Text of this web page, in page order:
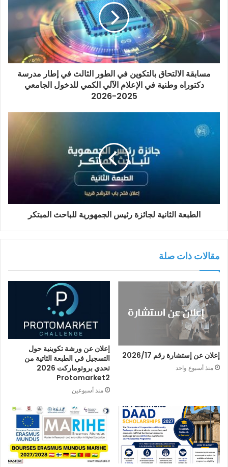
مسابقة الالتحاق بالتكوين في الطور الثالث في إطار مدرسة
دكتوراه وطنية في الإعلام الآلي الكمي للدخول الجامعي
2025-2026
الطبعة الثانية لجائزة رئيس الجمهورية للباحث المبتكر
مقالات ذات صلة
إعلان عن إستشارة رقم 2026/17
منذ أسبوع واحد
إعلان عن ورشة تكوينية حول
التسجيل في الطبعة الثاتية من
تحدي بروتوماركت 2026
Protomarket2
منذ أسبوعين